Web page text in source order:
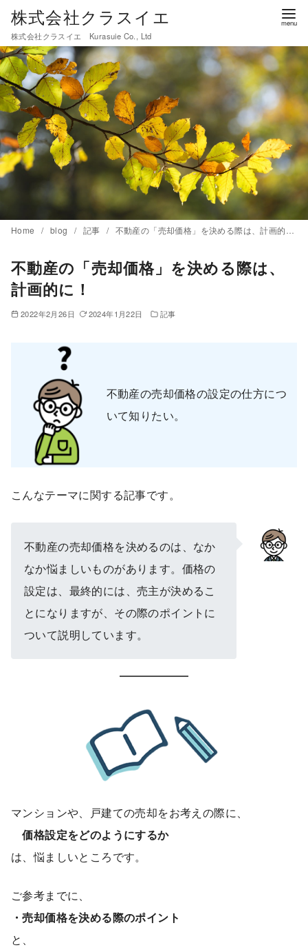
テ
ン
ツ
へ
移
動
株式会社クラスイエ
株式会社クラスイエ Kurasuie Co., Ltd
Home blog 記事 不動産の「売却価格」を決める際は、計画的に！
不動産の「売却価格」を決める際は、
計画的に！
2022年2月26日 2024年1月22日 記事
不動産の売却価格の設定の仕方につ
いて知りたい。
こんなテーマに関する記事です。
不動産の売却価格を決めるのは、なか
なか悩ましいものがあります。価格の
設定は、最終的には、売主が決めるこ
とになりますが、その際のポイントに
ついて説明しています。
マンションや、戸建ての売却をお考えの際に、
価格設定をどのようにするか
は、悩ましいところです。
ご参考までに、
・売却価格を決める際のポイント
と、